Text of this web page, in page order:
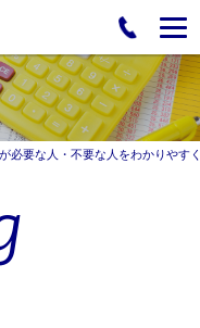
必要な人・不要な人をわかりやす